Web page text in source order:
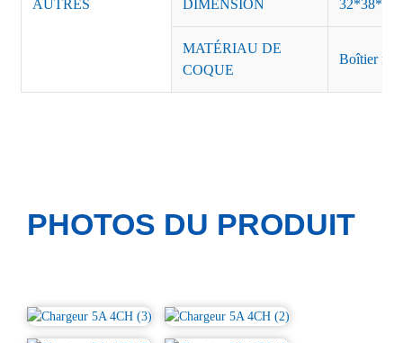
AUTRES DIMENSION 32*38*40
MATÉRIAU DE
COQUE
Boîtier
PHOTOS DU PRODUIT